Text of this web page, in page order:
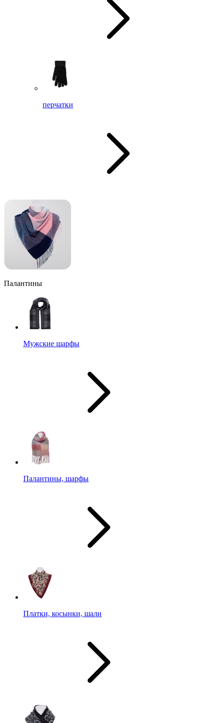
перчатки
Палантины
Мужские шарфы
Палантины, шарфы
Платки, косынки, шали